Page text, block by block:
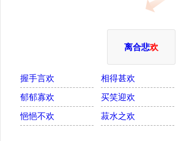
离合悲欢
握手言欢 相得甚欢
郁郁寡欢
买笑迎欢
悒悒不欢
菽水之欢